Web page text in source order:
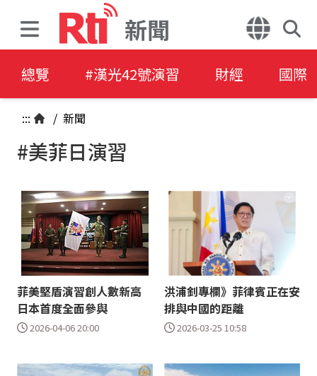
新聞
總覽 #漢光42號演習 財經 國際
::: / 新聞
#美菲日演習
菲美堅盾演習創人數新高
日本首度全面參與
2026-04-06 20:00
洪浦釗專欄》菲律賓正在安
排與中國的距離
2026-03-25 10:58